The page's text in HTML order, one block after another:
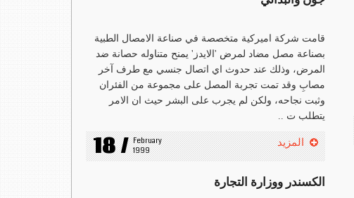
قامت شركة اميركية متخصصة في صناعة الامصال الطبية
بصناعة مصل مضاد لمرض 'الايدز' يمنح متناوله حصانة ضد
المرض، وذلك عند حدوث اي اتصال جنسي مع طرف آخر
مصابِ وقد تمت تجربة المصل على مجموعة من الفئران
وثبت نجاحه، ولكن لم يجرب على البشر حيث ان الامر
يتطلب ت ..
18 / February
1999
المزيد
الكسندر ووزارة التجارة